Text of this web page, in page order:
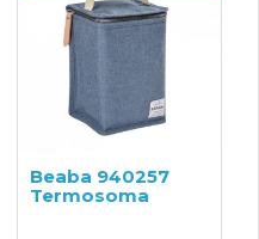
Beaba 940257
Termosoma